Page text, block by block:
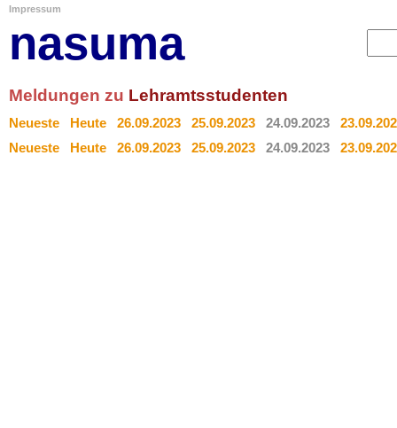
Impressum
nasuma
Meldungen zu Lehramtsstudenten
Neueste Heute 26.09.2023 25.09.2023 24.09.2023
Neueste
Heute 26.09.2023 25.09.2023 24.09.2023